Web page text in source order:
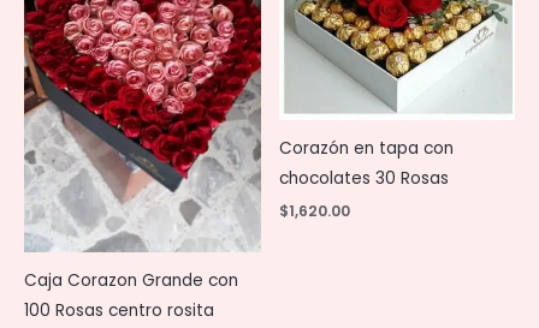
Caja Corazon Grande con
100 Rosas centro rosita
Corazón en tapa con
chocolates 30 Rosas
$1,620.00